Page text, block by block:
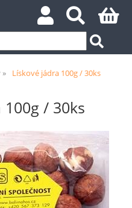
Lískové jádra 100g / 30ks
/ 30ks